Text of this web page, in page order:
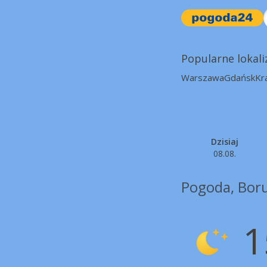
Popularne
WarszawaGdańsk
Dzisiaj
08.08.
Pogoda,